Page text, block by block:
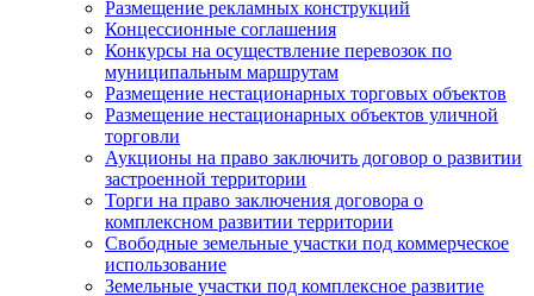
Размещение рекламных конструкций
Концессионные соглашения
Конкурсы на осуществление перевозок по
муниципальным маршрутам
Размещение нестационарных торговых объектов
Размещение нестационарных объектов уличной
торговли
Аукционы на право заключить договор о развитии
застроенной территории
Торги на право заключения договора о
комплексном развитии территории
Свободные земельные участки под коммерческое
использование
Земельные участки под комплексное развитие